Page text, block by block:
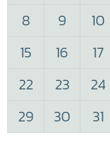
8
9 10
15
16 17
22
23 24
29
30 31